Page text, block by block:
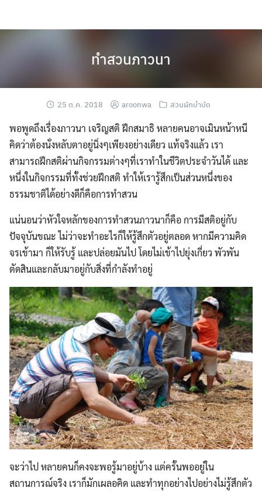
ทำสวนภาวนา
25 ต.ค. 2018 aroonwa สวนผักบำบัด
พอพูดถึงเรื่องภาวนา เจริญสติ ฝึกสมาธิ หลายคนอาจเมินหน้าหนี
คิดว่าต้องนั่งหลับตาอยู่นิ่งๆเพียงอย่างเดียว แท้จริงแล้ว เรา
สามารถฝึกสติผ่านกิจกรรมต่างๆที่เราทำในชีวิตประจำวันได้ และ
หนึ่งในกิจกรรมที่ทั้งช่วยฝึกสติ ทำให้เรารู้สึกเป็นส่วนหนึ่งของ
ธรรมชาติได้อย่างดีก็คือการทำสวน
แน่นอนว่าหัวใจหลักของการทำสวนภาวนาก็คือ การมีสติอยู่กับ
ปัจจุบันขณะ ไม่ว่าจะทำอะไรก็ให้รู้สึกตัวอยู่ตลอด หากมีความคิด
จรเข้ามา ก็ให้รับรู้ และปล่อยมันไป โดยไม่เข้าไปยุ่งเกี่ยว พัวพัน
ตัดสินและกลับมาอยู่กับสิ่งที่กำลังทำอยู่
จะว่าไป หลายคนก็คงจะพอรู้มาอยู่บ้าง แต่ครั้นพออยู่ใน
สถานการณ์จริง เราก็มักเผลอคิด และทำทุกอย่างไปอย่างไม่รู้สึกตัว